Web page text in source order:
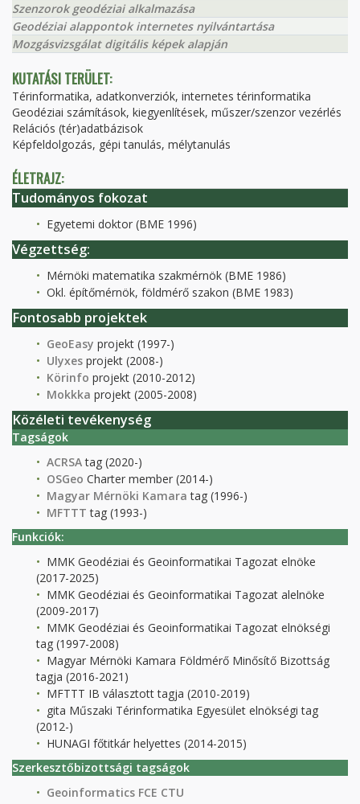
Szenzorok geodéziai alkalmazása
Geodéziai alappontok internetes nyilvántartása
Mozgásvizsgálat digitális képek alapján
KUTATÁSI TERÜLET:
Térinformatika, adatkonverziók, internetes térinformatika
Geodéziai számítások, kiegyenlítések, műszer/szenzor vezérlés
Relációs (tér)adatbázisok
Képfeldolgozás, gépi tanulás, mélytanulás
ÉLETRAJZ:
Tudományos fokozat
Egyetemi doktor (BME 1996)
Végzettség:
Mérnöki matematika szakmérnök (BME 1986)
Okl. építőmérnök, földmérő szakon (BME 1983)
Fontosabb projektek
GeoEasy projekt (1997-)
Ulyxes projekt (2008-)
Körinfo projekt (2010-2012)
Mokkka projekt (2005-2008)
Közéleti tevékenység
Tagságok
ACRSAtag (2020-)
OSGeo Charter member (2014-)
Magyar Mérnöki Kamara tag (1996-)
MFTTT tag (1993-)
Funkciók:
MMK Geodéziai és Geoinformatikai Tagozat elnöke
(2017-2025)
MMK Geodéziai és Geoinformatikai Tagozat alelnöke
(2009-2017)
MMK Geodéziai és Geoinformatikai Tagozat elnökségi
tag (1997-2008)
Magyar Mérnöki Kamara Földmérő Minősítő Bizottság
tagja (2016-2021)
MFTTT IB választott tagja (2010-2019)
gita Műszaki Térinformatika Egyesület elnökségi tag
(2012-)
HUNAGI főtitkár helyettes (2014-2015)
Szerkesztőbizottsági tagságok
Geoinformatics FCE CTU